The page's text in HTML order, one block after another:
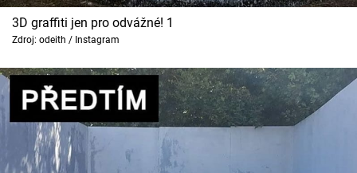
3D graffiti jen pro odvážné! 1
Zdroj: odeith / Instagram